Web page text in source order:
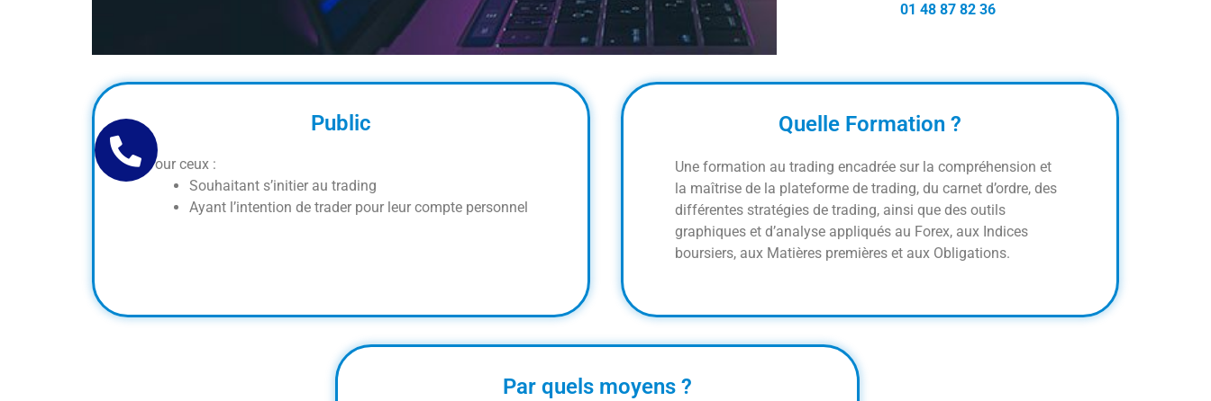
01 48 87 82 36
Public
Pour ceux :
Souhaitant s’initier au trading
Ayant l’intention de trader pour leur compte personnel
Quelle Formation ?
Une formation au trading encadrée sur la compréhension et
la maîtrise de la plateforme de trading, du carnet d’ordre, des
différentes stratégies de trading, ainsi que des outils
graphiques et d’analyse appliqués au Forex, aux Indices
boursiers, aux Matières premières et aux Obligations.
Par quels moyens ?